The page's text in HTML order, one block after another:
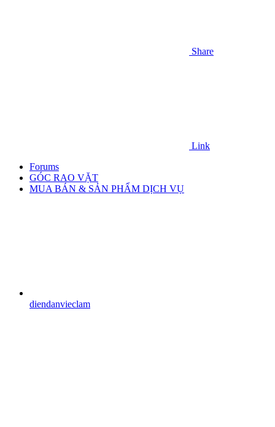
Share
Link
Forums
GÓC RAO VẶT
MUA BÁN & SẢN PHẨM DỊCH VỤ
diendanvieclam